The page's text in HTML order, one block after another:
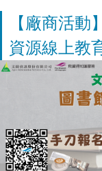
【廠商活
資源線上教